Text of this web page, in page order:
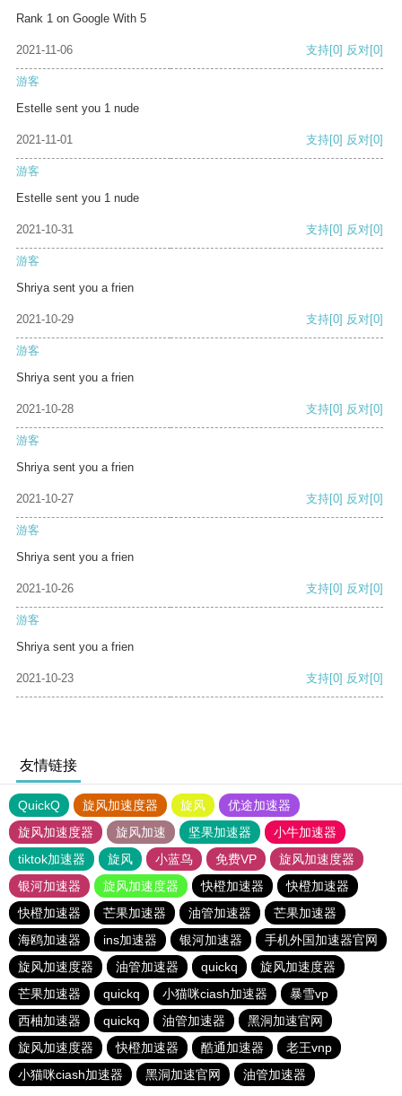
Rank 1 on Google With 5
2021-11-06 支持[0] 反对[0]
游客
Estelle sent you 1 nude
2021-11-01 支持[0] 反对[0]
游客
Estelle sent you 1 nude
2021-10-31 支持[0] 反对[0]
游客
Shriya sent you a frien
2021-10-29 支持[0] 反对[0]
游客
Shriya sent you a frien
2021-10-28 支持[0] 反对[0]
游客
Shriya sent you a frien
2021-10-27 支持[0] 反对[0]
游客
Shriya sent you a frien
2021-10-26 支持[0] 反对[0]
游客
Shriya sent you a frien
2021-10-23 支持[0] 反对[0]
友情链接
QuickQ 旋风加速度器 旋风
优途加速器
旋风加速度器
旋风加速 坚果加速器
小牛加速器
tiktok加速器
旋风 小蓝鸟 免费VP
旋风加速度器
银河加速器
旋风加速度器 快橙加速器
快橙加速器
快橙加速器
芒果加速器 油管加速器
芒果加速器
海鸥加速器
ins加速器 银河加速器
手机外国加速器官网
旋风加速度器
油管加速器 quickq
旋风加速度器
芒果加速器
quickq 小猫咪ciash加速器
暴雪vp
西柚加速器
quickq 油管加速器
黑洞加速官网
旋风加速度器
快橙加速器 酷通加速器
老王vnp
小猫咪ciash加速器
黑洞加速官网 油管加速器